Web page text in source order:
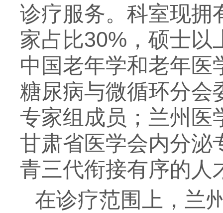
诊疗服务。科室现拥
家占比30%，硕士以
中国老年学和老年医
糖尿病与微循环分会
专家组成员；兰州医
甘肃省医学会内分泌
青三代衔接有序的人
在诊疗范围上，兰